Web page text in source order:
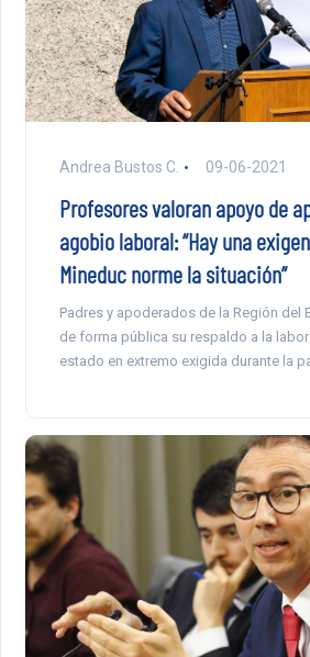
Andrea Bustos C. 09-06-2021
Profesores valoran apoyo de
agobio laboral: “Hay una
Mineduc norme la situación”
Padres y apoderados de la Región del
de forma pública su respaldo a la
estado en extremo exigida durante la